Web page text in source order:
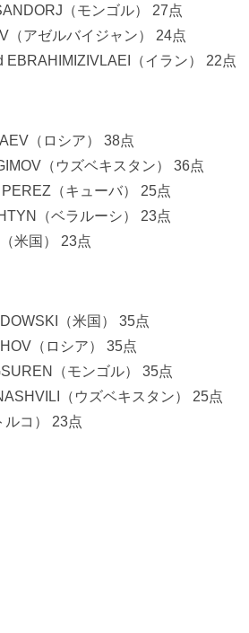
（モンゴル） 27点
（アゼルバイジャン） 24点
EBRAHIMIZIVLAEI（イラン） 22点
（ロシア） 38点
（ウズベキスタン） 36点
（キューバ） 25点
（ベラルーシ） 23点
米国） 23点
（米国） 35点
（ロシア） 35点
（モンゴル） 35点
（ウズベキスタン） 25点
ルコ） 23点